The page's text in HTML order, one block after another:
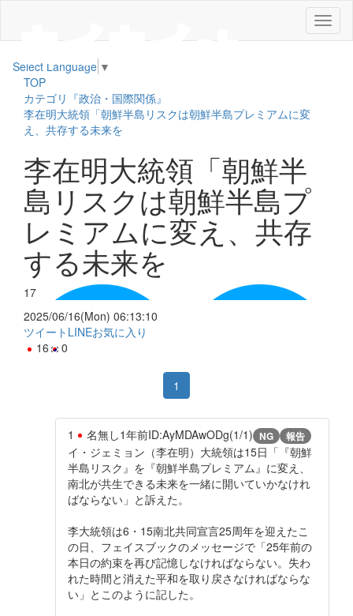
メ
ニ
Select Language ▼
TOP
カテゴリ『政治・国際関係』
李在明大統領「朝鮮半島リスクは朝鮮半島プレミアムに変
え、共存する未来を
李在明大統領「朝鮮半
島リスクは朝鮮半島プ
レミアムに変え、共存
する未来を
17
2025/06/16(Mon) 06:13:10
ツイート LINEお気に入り
16
0
1
1 名無し1年前ID:AyMDAwODg(1/1) NG 報告
イ・ジェミョン（李在明）大統領は15日「『朝鮮
半島リスク』を『朝鮮半島プレミアム』に変え、
南北が共生できる未来を一緒に開いていかなけれ
ばならない」と訴えた。
李大統領は6・15南北共同宣言25周年を迎えたこ
の日、フェイスブックのメッセージで「25年前の
本日の約束を再び記憶しなければならない。失わ
れた時間と消えた平和を取り戻さなければならな
い」とこのように記した。